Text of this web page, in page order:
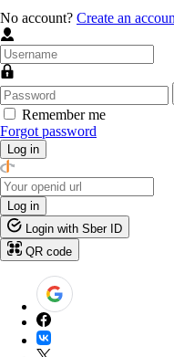
No account? Create an
Remember me
Forgot password
Log in
Log in
Login with Sber ID
QR code